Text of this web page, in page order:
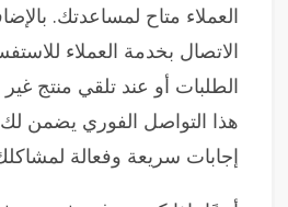
العملاء متاح لمساعدتك.
الاتصال بخدمة العملاء
الطلبات أو عند تلقي منتج
هذا التواصل الفوري يضمن
إجابات سريعة وفعالة